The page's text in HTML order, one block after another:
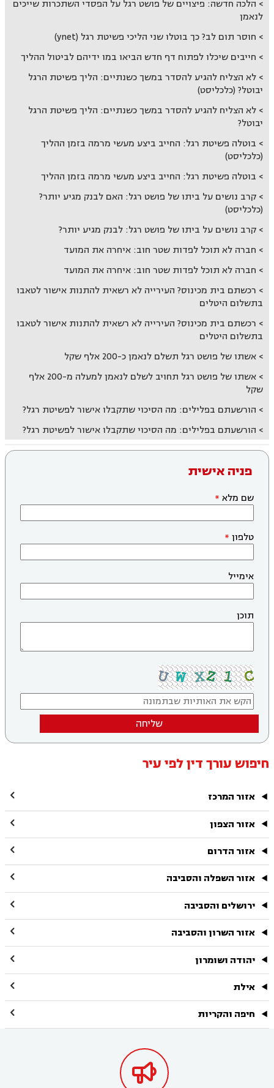
הלכה חדשה: פיצויים של פושט רגל על הפסדי השתכרות שייכים
לנאמן
חוסר תום לב? כך בוטלו שני הליכי פשיטת רגל (ynet)
חייבים שיכלו לפתוח דף חדש הביאו במו ידיהם לביטול ההליך
לא הצליח להגיע להסדר במשך כשנתיים: הליך פשיטת הרגל
יבוטל? (כלכליסט)
לא הצליח להגיע להסדר במשך כשנתיים: הליך פשיטת הרגל
יבוטל?
בוטלה פשיטת רגל: החייב ביצע מעשי מרמה בזמן ההליך
(כלכליסט)
בוטלה פשיטת רגל: החייב ביצע מעשי מרמה בזמן ההליך
קרב נושים על ביתו של פושט רגל: האם לבנק מגיע יותר?
(כלכליסט)
קרב נושים על ביתו של פושט רגל: לבנק מגיע יותר?
חברה לא תוכל לפדות שטר חוב: איחרה את המועד
חברה לא תוכל לפדות שטר חוב: איחרה את המועד
רכשתם בית מכינוס? העירייה לא רשאית להתנות אישור לטאבו
בתשלום היטלים
רכשתם בית מכינוס? העירייה לא רשאית להתנות אישור לטאבו
בתשלום היטלים
אשתו של פושט רגל תשלם לנאמן כ-200 אלף שקל
אשתו של פושט רגל תחויב לשלם לנאמן למעלה מ-200 אלף
שקל
הורשעתם בפלילים: מה הסיכוי שתקבלו אישור לפשיטת רגל?
הורשעתם בפלילים: מה הסיכוי שתקבלו אישור לפשיטת רגל?
פניה אישית
שם מלא
טלפון
אימייל
תוכן
שליחה
חיפוש עורך דין לפי עיר
אזור המרכז 
אזור הצפון 
אזור הדרום 
אזור השפלה והסביבה 
ירושלים והסביבה 
אזור השרון והסביבה 
יהודה ושומרון 
אילת 
חיפה והקריות 
